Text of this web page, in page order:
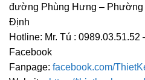
đường Phùng Hưng – Phường
Định
Hotline: Mr. Tú : 0989.03.51.52
Facebook
Fanpage: facebook.com/